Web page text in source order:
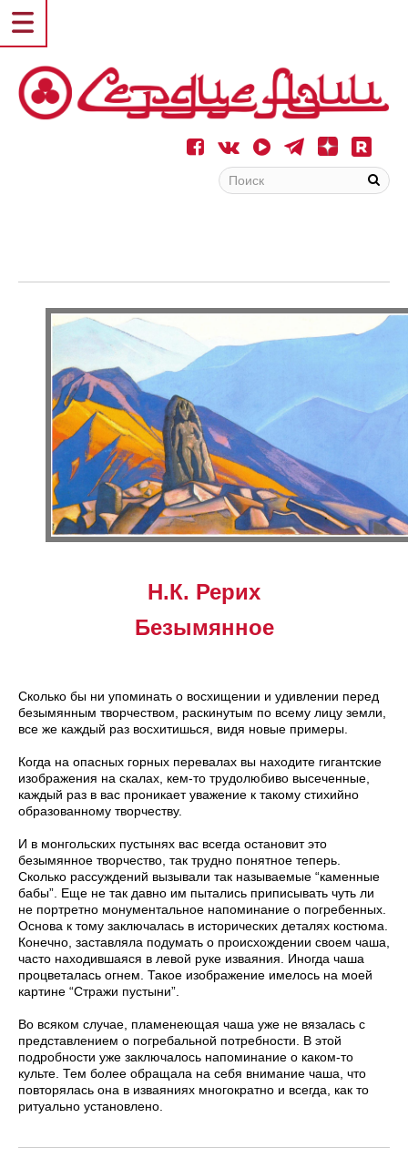
Н.К. Рерих
Безымянное
Сколько бы ни упоминать о восхищении и удивлении перед
безымянным творчеством, раскинутым по всему лицу земли,
все же каждый раз восхитишься, видя новые примеры.
Когда на опасных горных перевалах вы находите гигантские
изображения на скалах, кем-то трудолюбиво высеченные,
каждый раз в вас проникает уважение к такому стихийно
образованному творчеству.
И в монгольских пустынях вас всегда остановит это
безымянное творчество, так трудно понятное теперь.
Сколько рассуждений вызывали так называемые “каменные
бабы”. Еще не так давно им пытались приписывать чуть ли
не портретно монументальное напоминание о погребенных.
Основа к тому заключалась в исторических деталях костюма.
Конечно, заставляла подумать о происхождении своем чаша,
часто находившаяся в левой руке изваяния. Иногда чаша
процветалась огнем. Такое изображение имелось на моей
картине “Стражи пустыни”.
Во всяком случае, пламенеющая чаша уже не вязалась с
представлением о погребальной потребности. В этой
подробности уже заключалось напоминание о каком-то
культе. Тем более обращала на себя внимание чаша, что
повторялась она в изваяниях многократно и всегда, как то
ритуально установлено.